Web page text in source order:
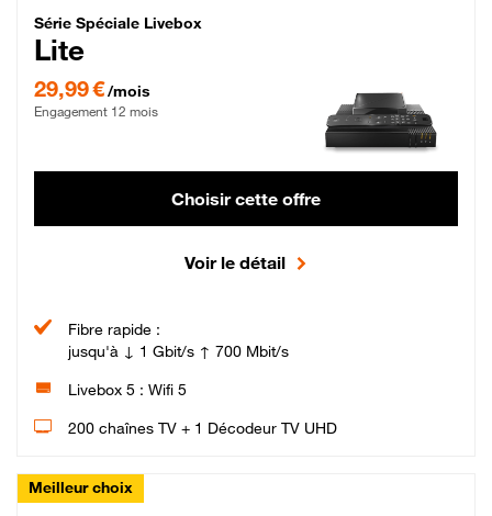
Série Spéciale Livebox Lite Fibre
Série Spéciale Livebox
Lite
29,99 €/mois
Engagement 12 mois
Choisir cette offre
Voir le détail
Fibre rapide :
jusqu'à ↓ 1 Gbit/s ↑ 700 Mbit/s
Livebox 5 : Wifi 5
200 chaînes TV + 1 Décodeur TV UHD
Meilleur choix